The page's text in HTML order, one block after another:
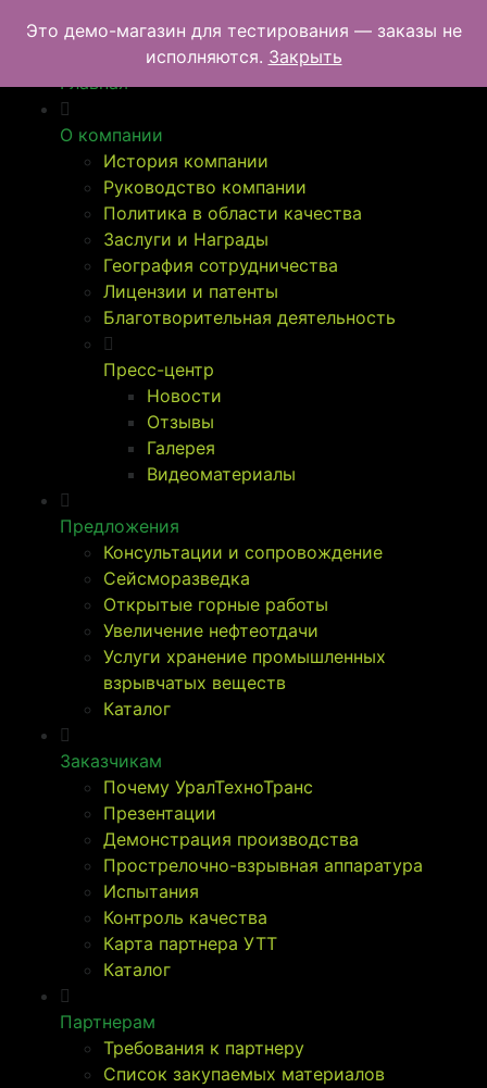
Главная
О компании
История компании
Руководство компании
Политика в области качества
Заслуги и Награды
География сотрудничества
Лицензии и патенты
Благотворительная деятельность
Пресс-центр
Новости
Отзывы
Галерея
Видеоматериалы
Предложения
Консультации и сопровождение
Сейсморазведка
Открытые горные работы
Увеличение нефтеотдачи
Услуги хранение промышленных
взрывчатых веществ
Каталог
Заказчикам
Почему УралТехноТранс
Презентации
Демонстрация производства
Прострелочно-взрывная аппаратура
Испытания
Контроль качества
Карта партнера УТТ
Каталог
Партнерам
Требования к партнеру
Список закупаемых материалов
Это демо-магазин для тестирования — заказы не
исполняются. Закрыть